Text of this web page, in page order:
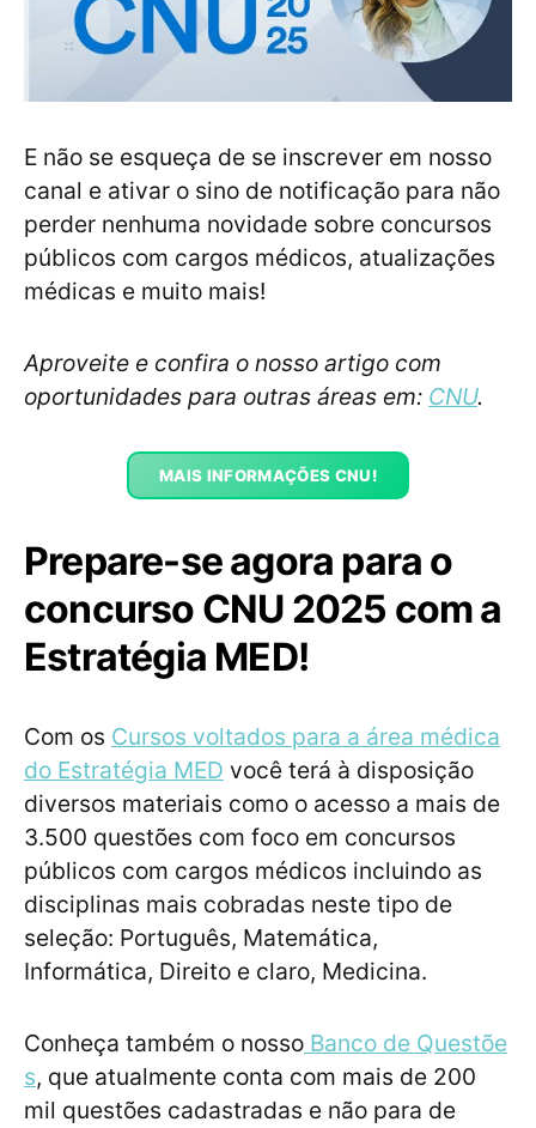
E não se esqueça de se inscrever em nosso
canal e ativar o sino de notificação para não
perder nenhuma novidade sobre concursos
públicos com cargos médicos, atualizações
médicas e muito mais!
Aproveite e confira o nosso artigo com
oportunidades para outras áreas em: CNU.
MAIS INFORMAÇÕES CNU!
Prepare-se agora para o
concurso CNU 2025 com a
Estratégia MED!
Com os Cursos voltados para a área médica
do Estratégia MED você terá à disposição
diversos materiais como o acesso a mais de
3.500 questões com foco em concursos
públicos com cargos médicos incluindo as
disciplinas mais cobradas neste tipo de
seleção: Português, Matemática,
Informática, Direito e claro, Medicina.
Conheça também o nosso Banco de Questõe
s, que atualmente conta com mais de 200
mil questões cadastradas e não para de